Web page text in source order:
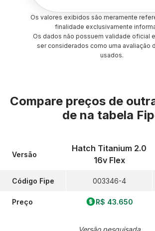
Os valores exibidos são meramente
finalidade exclusivamente
Os dados não possuem validade oficial
ser considerados como uma avaliação
usados.
Compare preços de
de na tabela
Versão
Código Fipe
Preço
Hatch Titanium 2.0
16v Flex
003346-4
R$ 43.650
Versão pesquisada